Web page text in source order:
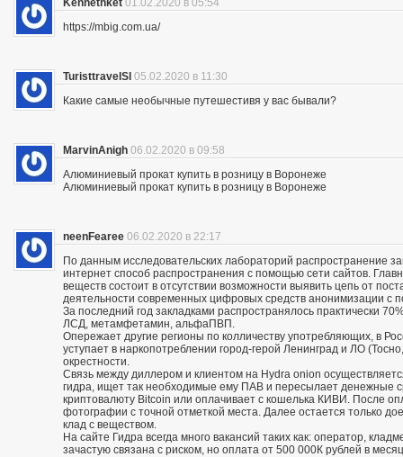
Kennethket 01.02.2020 в 05:54
https://mbig.com.ua/
TuristtravelSl 05.02.2020 в 11:30
Какие самые необычные путешестивя у вас бывали?
MarvinAnigh 06.02.2020 в 09:58
Алюминиевый прокат купить в розницу в Воронеже
Алюминиевый прокат купить в розницу в Воронеже
neenFearee 06.02.2020 в 22:17
По данным исследовательских лабораторий распространение
интернет способ распространения с помощью сети сайтов.
веществ состоит в отсутствии возможности выявить цепь от
деятельности современных цифровых средств анонимизации с
За последний год закладками распространялось практически
ЛСД, метамфетамин, альфаПВП.
Опережает другие регионы по колличеству употребляющих, в
уступает в наркопотреблении город-герой Ленинград и ЛО
окрестности.
Связь между диллером и клиентом на Hydra onion
гидра, ищет так необходимые ему ПАВ и пересылает денежные
криптовалюту Bitcoin или оплачивает с кошелька КИВИ. После
фотографии с точной отметкой места. Далее остается только
клад с веществом.
На сайте Гидра всегда много вакансий таких как: оператор,
зачастую связана с риском, но оплата от 500 000К рублей в